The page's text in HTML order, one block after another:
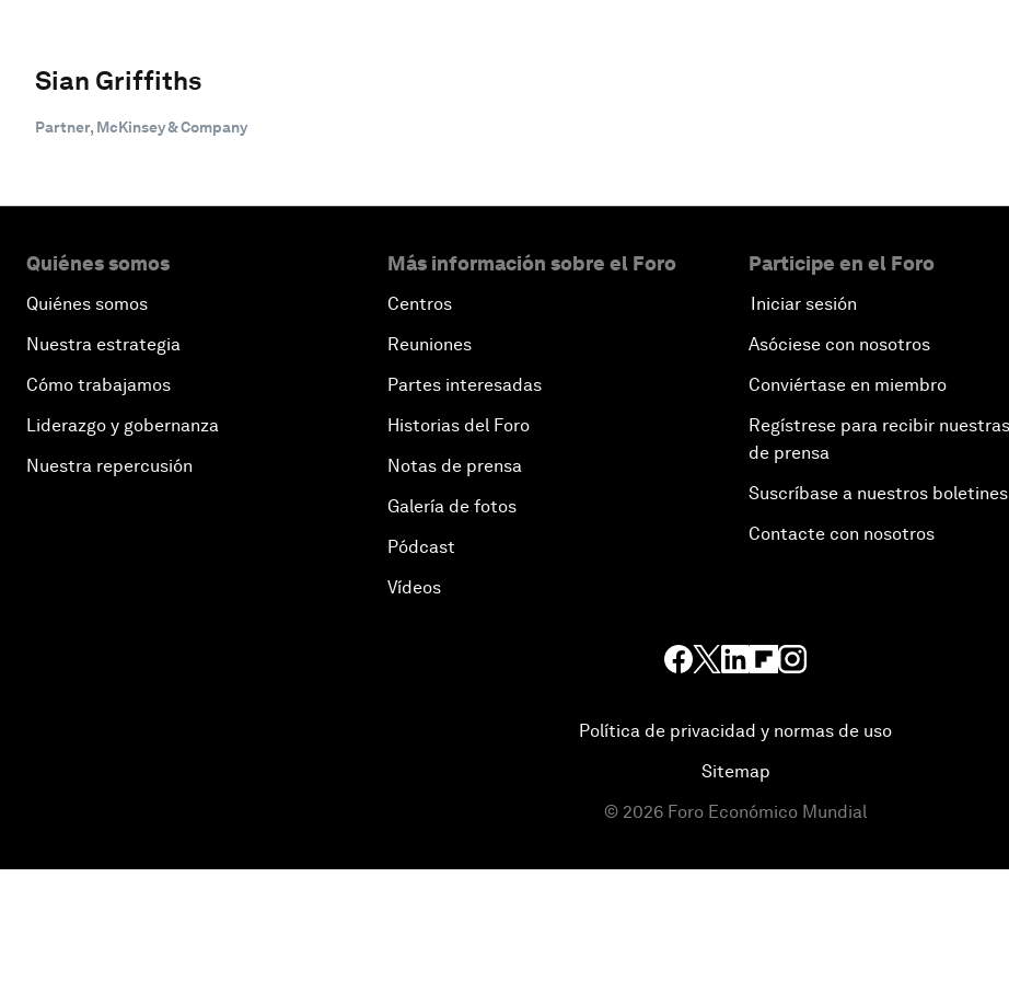
Sian Griffiths
Partner, McKinsey & Company
Quiénes somos
Quiénes somos
Nuestra estrategia
Cómo trabajamos
Liderazgo y gobernanza
Nuestra repercusión
Más información sobre el Foro
Centros
Reuniones
Partes interesadas
Historias del Foro
Notas de prensa
Galería de fotos
Pódcast
Vídeos
Participe en el Foro
Iniciar sesión
Asóciese con nosotros
Conviértase en miembro
Regístrese para recibir
de prensa
Suscríbase a nuestros boletines
Contacte con nosotros
Política de privacidad y normas de uso
Sitemap
© 2026 Foro Económico Mundial